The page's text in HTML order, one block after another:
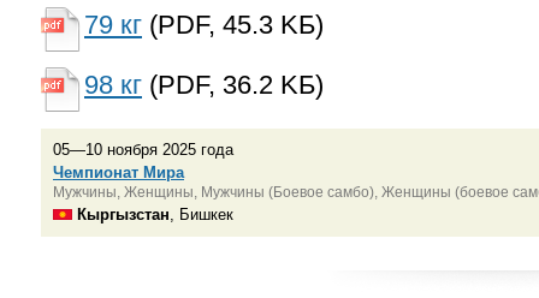
79 кг (PDF, 45.3 KБ)
98 кг (PDF, 36.2 KБ)
05—10 ноября 2025 года
Чемпионат Мира
Мужчины, Женщины, Мужчины (Боевое самбо), Женщины (боевое
Кыргызстан , Бишкек